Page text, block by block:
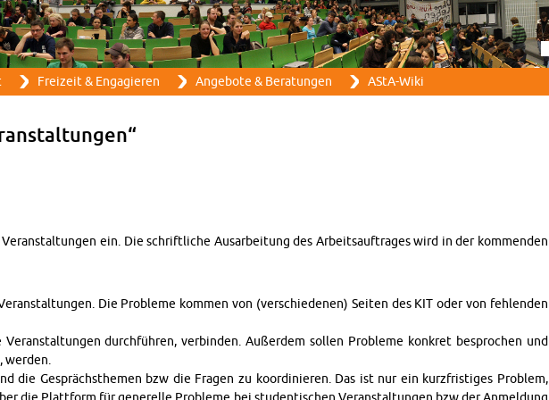
Direkt zum Inhalt
Frei­zeit & En­ga­gie­ren An­ge­bo­te & Be­ra­tun­gen AStA-Wi­ki
ein. Die schrift­li­che Aus­ar­bei­tung des Ar­beits­auf­tra­ges wird in der kom­men­den
Die Pro­ble­me kom­men von (ver­schie­de­nen) Sei­ten des KIT oder von feh­len­den
durch­füh­ren, ver­bin­den. Au­ßer­dem sol­len Pro­ble­me kon­kret be­spro­chen und
wer­den.
die Ge­sprächs­the­men bzw die Fra­gen zu ko­or­di­nie­ren. Das ist nur ein kurz­fris­ti­ges Pro­blem,